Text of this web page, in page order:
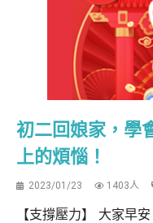
初二回娘家，學
上的煩惱！
2023/01/23 1403人
【支撐壓力】 大家早